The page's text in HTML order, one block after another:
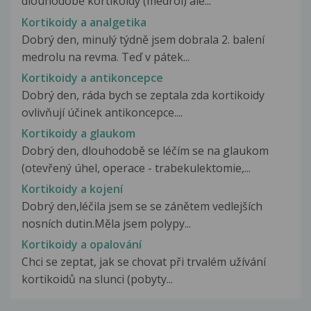
Kortikoidy a analgetika
Dobrý den, minulý týdně jsem dobrala 2. balení
medrolu na revma. Teď v pátek...
Kortikoidy a antikoncepce
Dobrý den, ráda bych se zeptala zda kortikoidy
ovlivňují účinek antikoncepce....
Kortikoidy a glaukom
Dobrý den, dlouhodobě se léčím se na glaukom
(otevřený úhel, operace - trabekulektomie,...
Kortikoidy a kojení
Dobrý den,léčila jsem se se zánětem vedlejších
nosních dutin.Měla jsem polypy...
Kortikoidy a opalování
Chci se zeptat, jak se chovat při trvalém užívání
kortikoidů na slunci (pobyty...